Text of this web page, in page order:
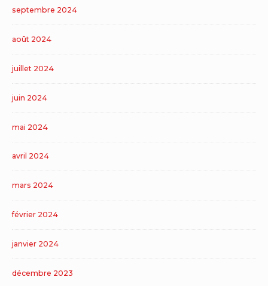
septembre 2024
août 2024
juillet 2024
juin 2024
mai 2024
avril 2024
mars 2024
février 2024
janvier 2024
décembre 2023